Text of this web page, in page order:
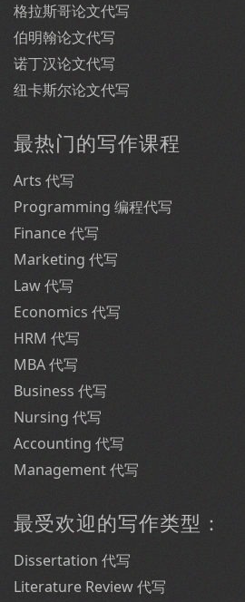
格拉斯哥论文代写
伯明翰论文代写
诺丁汉论文代写
纽卡斯尔论文代写
最热门的写作课程
Arts 代写
Programming 编程代写
Finance 代写
Marketing 代写
Law 代写
Economics 代写
HRM 代写
MBA 代写
Business 代写
Nursing 代写
Accounting 代写
Management 代写
最受欢迎的写作类型：
Dissertation 代写
Literature Review 代写